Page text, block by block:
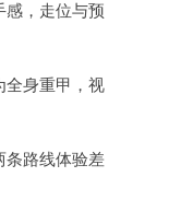
感，走位与预
全身重甲，视
条路线体验差